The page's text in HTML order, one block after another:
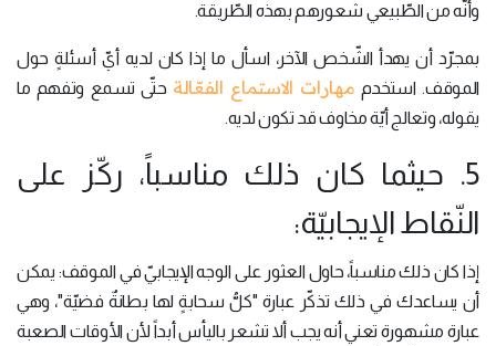
وأنّه من الطّبيعي شعورهم بهذه الطّريقة.
بمجرّد أن يهدأ الشّخص الآخر، اسأل ما إذا كان لديه أيّ أسئلةٍ حول
الموقف. استخدم مهارات الاستماع الفعّالة حتّى تسمع وتفهم ما
يقوله، وتعالج أيّة مخاوف قد تكون لديه.
5. حيثما كان ذلك مناسباً، ركّز على
النّقاط الإيجابيّة:
إذا كان ذلك مناسباً، حاول العثور على الوجه الإيجابيّ في الموقف: يمكن
أن يساعدك في ذلك تذكّر عبارة "كلُّ سحابةٍ لها بطانةٌ فضيّة"، وهي
عبارة مشهورة تعني أنه يجب ألا تشعر باليأس أبداً لأن الأوقات الصعبة